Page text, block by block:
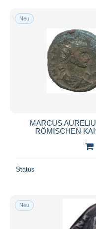
Neu
MARCUS
RÖMISCHEN
Status
Neu